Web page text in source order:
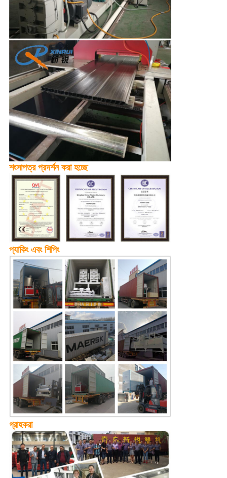
শংসাপত্র প্রদর্শন করা হচ্ছে
প্যাকিং এবং শিপিং
গ্রাহকরা